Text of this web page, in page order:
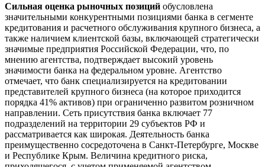
Сильная оценка рыночных позиций обусловлена
значительными конкурентными позициями банка в сегменте
кредитования и расчетного обслуживания крупного бизнеса, а
также наличием клиентской базы, включающей стратегически
значимые предприятия Российской Федерации, что, по
мнению агентства, подтверждает высокий уровень
значимости банка на федеральном уровне. Агентство
отмечает, что банк специализируется на кредитовании
представителей крупного бизнеса (на которое приходится
порядка 41% активов) при ограниченно развитом розничном
направлении. Сеть присутствия банка включает 77
подразделений на территории 29 субъектов РФ и
рассматривается как широкая. Деятельность банка
преимущественно сосредоточена в Санкт-Петербурге, Москве
и Республике Крым. Величина кредитного риска,